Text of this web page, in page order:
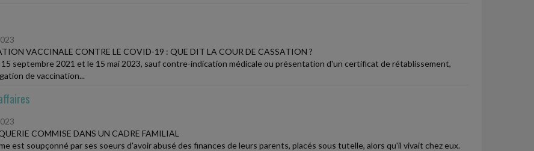
VACCINALE CONTRE LE COVID-19 : QUE DIT LA COUR DE CASSATION ?
septembre 2021 et le 15 mai 2023, sauf contre-indication médicale ou présentation d'un certificat de rétablissement,
de vaccination...
COMMISE DANS UN CADRE FAMILIAL
est soupçonné par ses soeurs d'avoir abusé des finances de leurs parents, placés sous tutelle, alors qu'il vivait chez eux.